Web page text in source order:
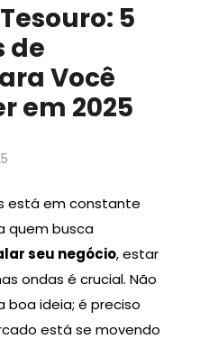
5
de
Você
em 2025
está em constante
quem busca
seu negócio, estar
ondas é crucial. Não
ideia; é preciso
está se movendo